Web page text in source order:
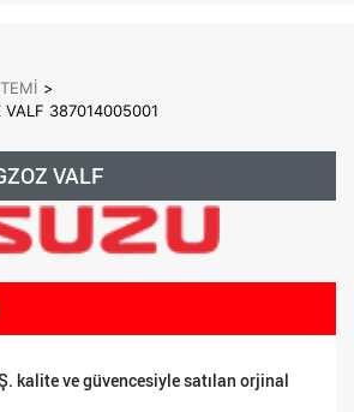
>
VALF 387014005001
VALF
kalite ve güvencesiyle satılan orjinal